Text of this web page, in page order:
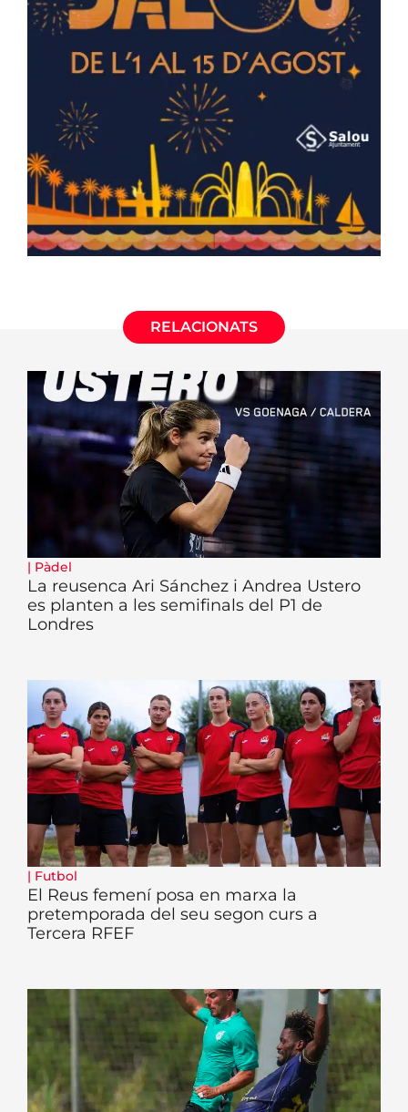
RELACIONATS
| Pàdel
La reusenca Ari Sánchez i Andrea Ustero
es planten a les semifinals del P1 de
Londres
| Futbol
El Reus femení posa en marxa la
pretemporada del seu segon curs a
Tercera RFEF